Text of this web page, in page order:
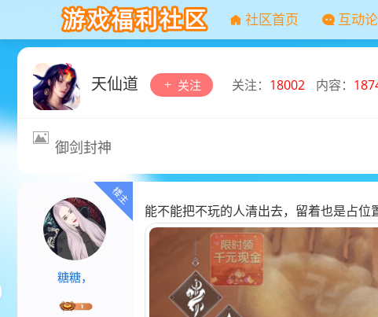
社区首页 互动
天仙道 关注 关注： 18002 内容：
御剑封神
糖糖，
能不能把不玩的人清出去，留着也是占